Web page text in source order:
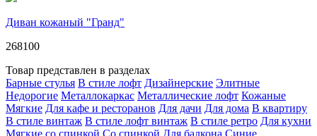
Диван кожаный "Гранд"
268100
Товар представлен в разделах
Барные стулья В стиле лофт Дизайнерские Элитные
Недорогие Металлокаркас Металлические лофт Кожаные
Мягкие Для кафе и ресторанов Для дачи Для дома В квартиру
В стиле винтаж В стиле лофт винтаж В стиле ретро Для кухни
Мягкие со спинкой Со спинкой Для балкона Синие